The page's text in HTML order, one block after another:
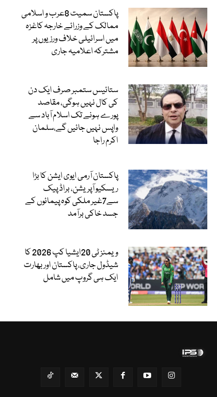
پاکستان سمیت 8عرب و اسلامی
ممالک کے وزرائے خارجہ کاغزہ
میں اسرائیلی خلاف ورزیوں پر
مشترکہ اعلامیہ جاری
ستائیس ستمبر صرف ایک دن
کی کال نہیں ہوگی، مقاصد
پورے ہونے تک اسلام آباد سے
واپس نہیں جائیں گے،سلمان
اکرم راجا
پاکستان آرمی ایوی ایشن کا بڑا
ریسکیو آپریشن، براڈ پیک
سے7غیر ملکی کوہ پیمائوں کے
جسد خاکی برآمد
ویمنز ٹی 20ایشیا کپ 2026 کا
شیڈول جاری، پاکستان اور بھارت
ایک ہی گروپ میں شامل